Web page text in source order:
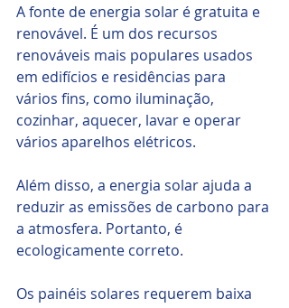
A fonte de energia solar é gratuita e
renovável. É um dos recursos
renováveis ​​mais populares usados ​​
em edifícios e residências para
vários fins, como iluminação,
cozinhar, aquecer, lavar e operar
vários aparelhos elétricos.
Além disso, a energia solar ajuda a
reduzir as emissões de carbono para
a atmosfera. Portanto, é
ecologicamente correto.
Os painéis solares requerem baixa